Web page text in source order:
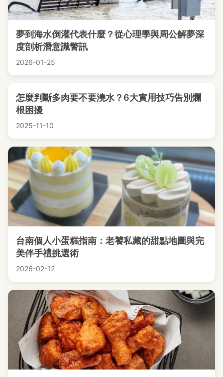
夢到海水倒灌代表什麼？從心理學與周公解夢深
度剖析潛意識警訊
2026-01-25
怎麼判斷多肉要不要澆水？6大實用技巧告別爛
根困擾
2025-11-10
台南個人小蛋糕指南：老饕私藏的甜點地圖與完
美伴手禮挑選術
2026-02-12